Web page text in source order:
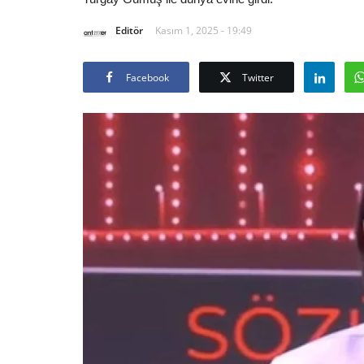
Editör Kasım 1, 2025 - 19:49
Facebook Twitter